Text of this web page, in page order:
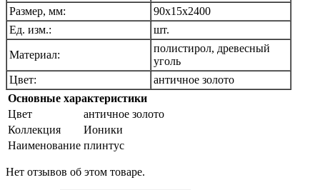
Размер, мм:
90х15х2400
Ед. изм.:
шт.
Материал:
полистирол, древесный
уголь
Цвет:
античное золото
Основные характеристики
Цвет
античное золото
Коллекция
Ионики
Наименование плинтус
Нет отзывов об этом товаре.